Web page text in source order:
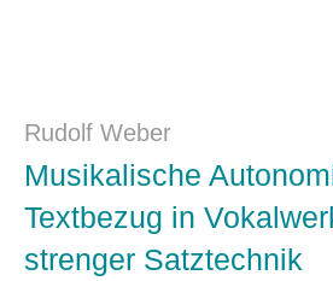
Rudolf Weber
Musikalische
Textbezug in
strenger Satztechnik